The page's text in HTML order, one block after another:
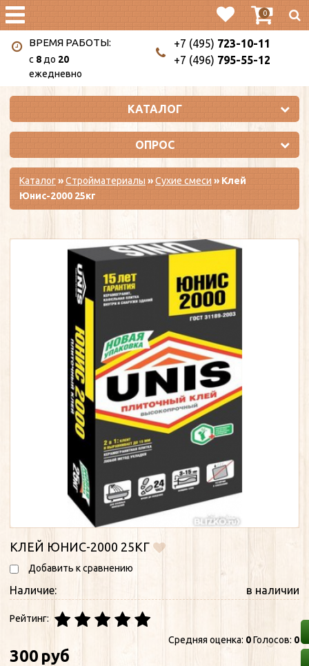
0
ВРЕМЯ РАБОТЫ:
c 8 до 20
ежедневно
+7 (495) 723-10-11
+7 (496) 795-55-12
КАТАЛОГ
ОПРОС
Каталог»Стройматериалы »Сухие смеси » Клей
Юнис-2000 25кг
КЛЕЙ ЮНИС-2000 25КГ
Добавить к сравнению
Наличие: в наличии
Рейтинг:
Средняя оценка: 0Голосов: 0
300 руб